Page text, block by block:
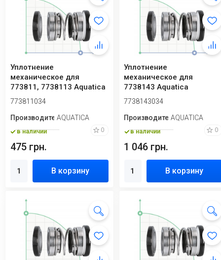
Уплотнение
механическое для
773811, 7738113 Aquatica
773811034
773811034
ПроизводительAQUATICA
в наличии 0
475 грн.
В корзину
Уплотнение
механическое для
7738143 Aquatica
7738143034
7738143034
ПроизводительAQUATICA
в наличии 0
1 046 грн.
В корзину